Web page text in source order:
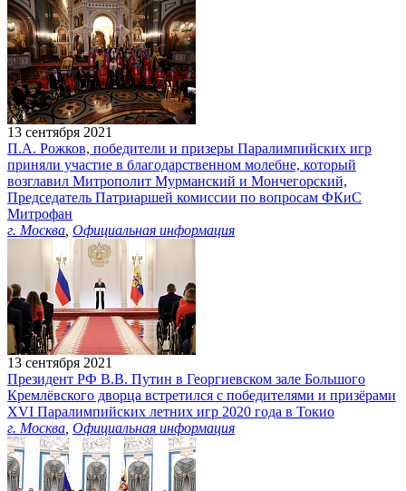
13 сентября 2021
П.А. Рожков, победители и призеры Паралимпийских игр
приняли участие в благодарственном молебне, который
возглавил Митрополит Мурманский и Мончегорский,
Председатель Патриаршей комиссии по вопросам ФКиС
Митрофан
г. Москва Официальная информация
13 сентября 2021
Президент РФ В.В. Путин в Георгиевском зале Большого
Кремлёвского дворца встретился с победителями и призёрами
XVI Паралимпийских летних игр 2020 года в Токио
г. Москва Официальная информация